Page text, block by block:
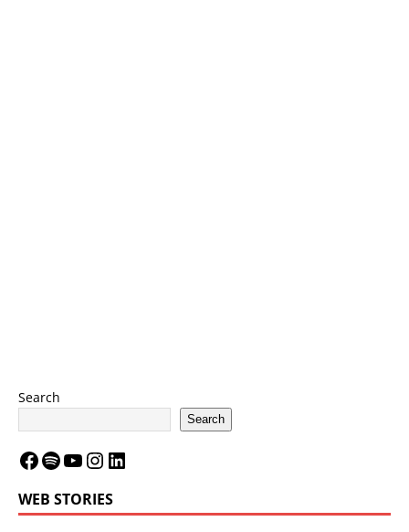
Search
Search
WEB STORIES